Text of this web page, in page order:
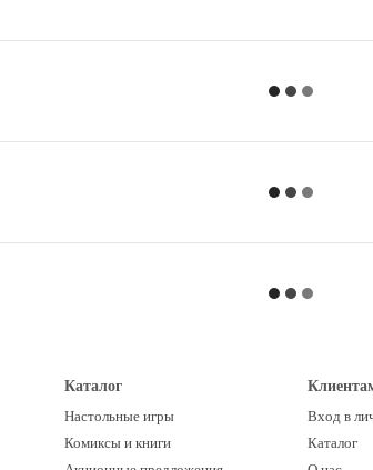
Каталог
Настольные игры
Комиксы и книги
Вход в
Каталог